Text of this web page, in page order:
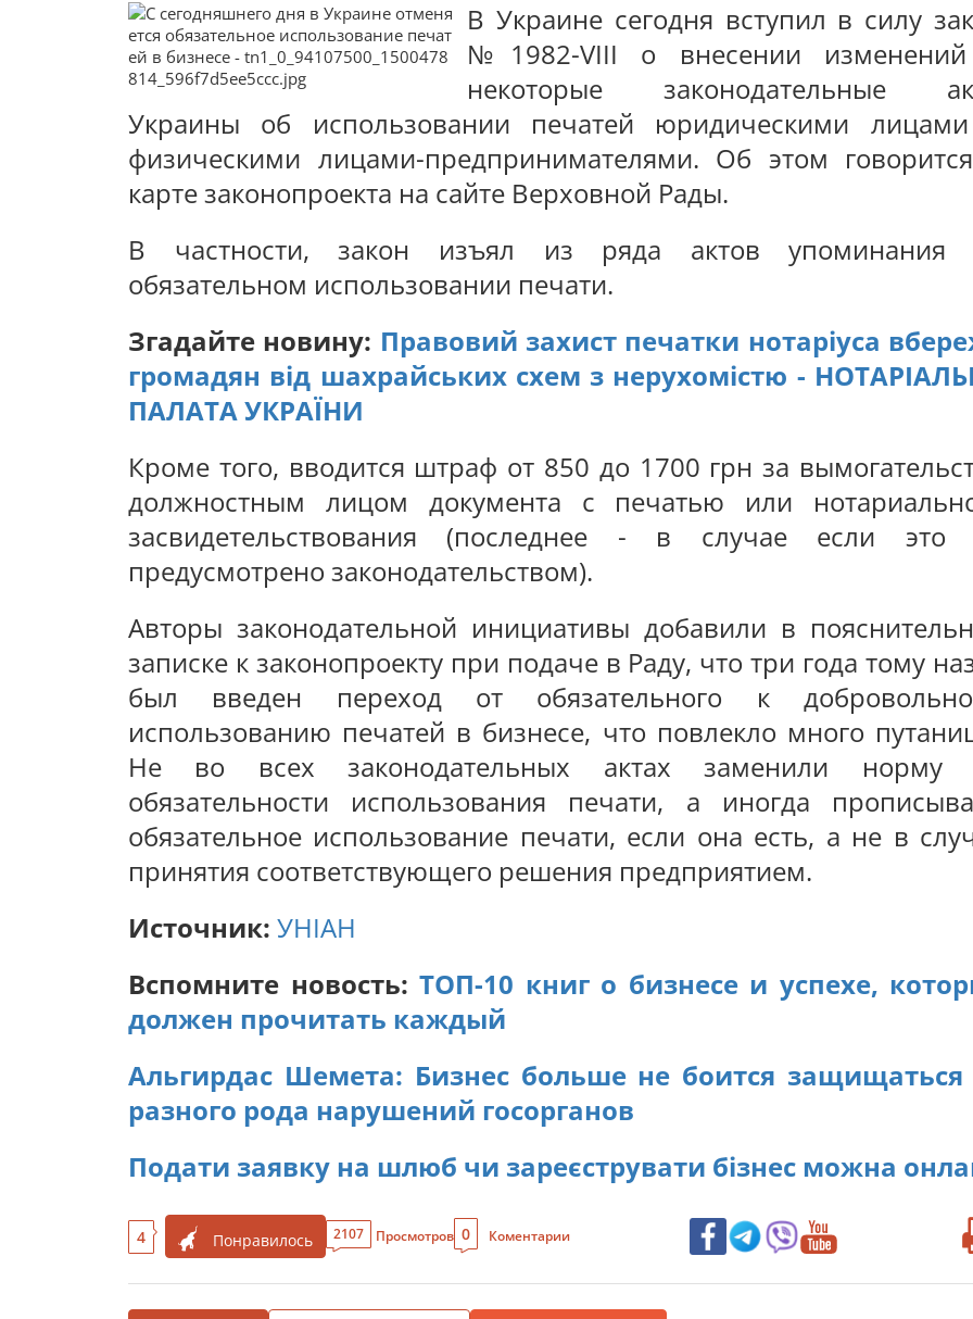
В Украине сегодня вступил в силу
№1982-VIII о внесении
некоторые законодательные
Украины об использовании печатей юридическими
физическими лицами-предпринимателями. Об этом
карте законопроекта на сайте Верховной Рады.
В частности, закон изъял из ряда актов упоминания
обязательном использовании печати.
Згадайте новину: Правовий захист печатки нотаріуса
громадян від шахрайських схем з нерухомістю -
ПАЛАТА УКРАЇНИ
Кроме того, вводится штраф от 850 до 1700 грн за
должностным лицом документа с печатью или
засвидетельствования (последнее - в случае если это
предусмотрено законодательством).
Авторы законодательной инициативы добавили в
записке к законопроекту при подаче в Раду, что три года тому
был введен переход от обязательного к
использованию печатей в бизнесе, что повлекло много
Не во всех законодательных актах заменили норму
обязательности использования печати, а иногда
обязательное использование печати, если она есть, а не в
принятия соответствующего решения предприятием.
Источник: УНІАН
Вспомните новость: ТОП-10 книг о бизнесе и успехе,
должен прочитать каждый
Альгирдас Шемета: Бизнес больше не боится защищаться
разного рода нарушений госорганов
Подати заявку на шлюб чи зареєструвати бізнес можна
4 Понравилось 2107 Просмотров 0 Коментарии